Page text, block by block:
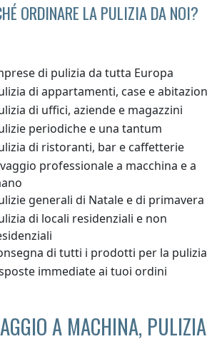
ORDINARE LA PULIZIA DA NOI?
di pulizia da tutta Europa
di appartamenti, case e
di uffici, aziende e magazzini
periodiche e una tantum
di ristoranti, bar e caffetterie
professionale a macchina e a
generali di Natale e di primavera
di locali residenziali e non
di tutti i prodotti per la pulizia
immediate ai tuoi ordini
A MACHINA,